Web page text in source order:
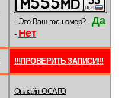
- Это Ваш гос номер? - Да
- Нет
!!!ПРОВЕРИТЬ ЗАПИСИ!!!
Онлайн ОСАГО